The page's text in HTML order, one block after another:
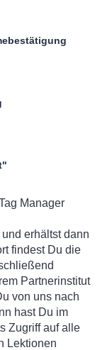
Manager
erhältst dann
findest Du die
Partnerinstitut
von uns nach
hast Du im
Zugriff auf alle
Lektionen